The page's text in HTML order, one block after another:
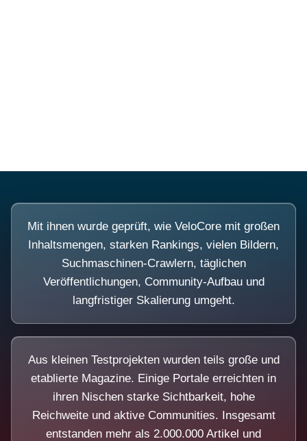
Mit ihnen wurde geprüft, wie VeloCore mit großen
Inhaltsmengen, starken Rankings, vielen Bildern,
Suchmaschinen-Crawlern, täglichen
Veröffentlichungen, Community-Aufbau und
langfristiger Skalierung umgeht.
Aus kleinen Testprojekten wurden teils große und
etablierte Magazine. Einige Portale erreichten in
ihren Nischen starke Sichtbarkeit, hohe
Reichweite und aktive Communities. Insgesamt
entstanden mehr als 2.000.000 Artikel und